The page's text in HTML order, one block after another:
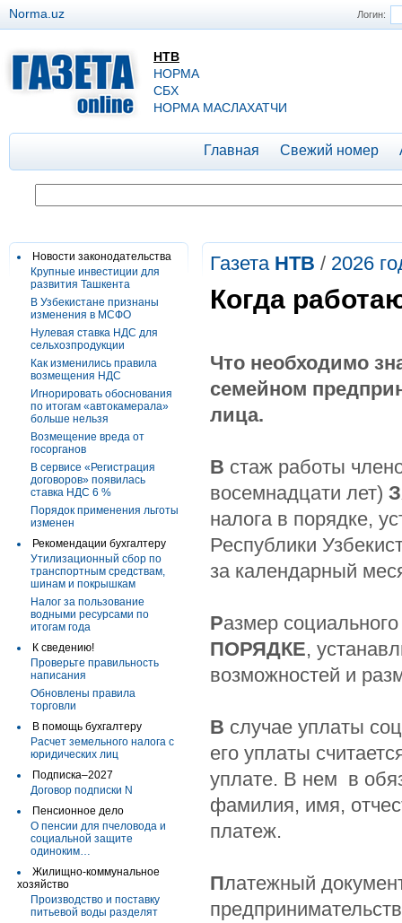
Логин:
Norma.uz
НТВ
НОРМА
СБХ
НОРМА МАСЛАХАТЧИ
Главная Свежий номер
Новости законодательства
Крупные инвестиции для
развития Ташкента
В Узбекистане признаны
изменения в МСФО
Нулевая ставка НДС для
сельхозпродукции
Как изменились правила
возмещения НДС
Игнорировать обоснования
по итогам «автокамерала»
больше нельзя
Возмещение вреда от
госорганов
В сервисе «Регистрация
договоров» появилась
ставка НДС 6 %
Порядок применения льготы
изменен
Рекомендации бухгалтеру
Утилизационный сбор по
транспортным средствам,
шинам и покрышкам
Налог за пользование
водными ресурсами по
итогам года
К сведению!
Проверьте правильность
написания
Обновлены правила
торговли
В помощь бухгалтеру
Расчет земельного налога с
юридических лиц
Подписка–2027
Договор подписки N
Пенсионное дело
О пенсии для пчеловода и
социальной защите
одиноким…
Жилищно-коммунальное
хозяйство
Производство и поставку
питьевой воды разделят
Газета НТВ / 2026
Когда
Что необходимо
семейном
лица.
В стаж работы
восемнадцати лет)
налога в порядке,
Республики
за календарный
Размер
ПОРЯДКЕ,
возможностей и
В случае уплаты
его уплаты
уплате. В нем в
фамилия, имя,
платеж.
Платежный